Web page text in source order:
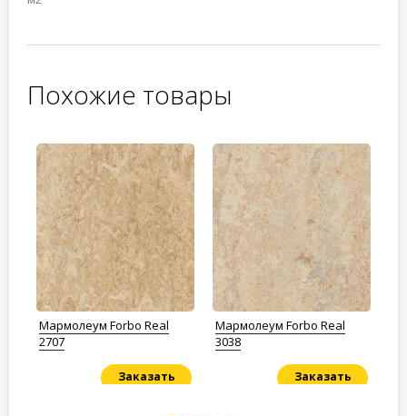
Похожие товары
Мармолеум Forbo Real
2707
Заказать
Мармолеум Forbo Real
3038
Заказать